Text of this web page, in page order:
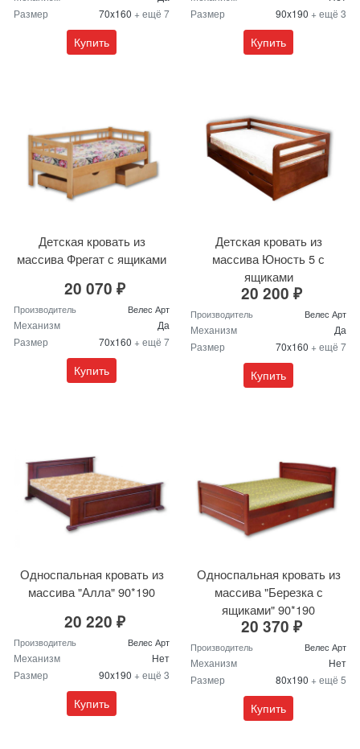
Размер
70x160 + ещё 7
Купить
Размер
90x190 + ещё 3
Купить
Детская кровать из
массива Фрегат с ящиками
20 070 ₽
Производитель Велес Арт
Механизм
Да
Размер
70x160 + ещё 7
Купить
Детская кровать из
массива Юность 5 с
ящиками
20 200 ₽
Производитель Велес Арт
Механизм
Да
Размер
70x160 + ещё 7
Купить
Односпальная кровать из
массива "Алла" 90*190
20 220 ₽
Производитель Велес Арт
Механизм
Нет
Размер
90x190 + ещё 3
Купить
Односпальная кровать из
массива "Березка с
ящиками" 90*190
20 370 ₽
Производитель Велес Арт
Механизм
Нет
Размер
80x190 + ещё 5
Купить